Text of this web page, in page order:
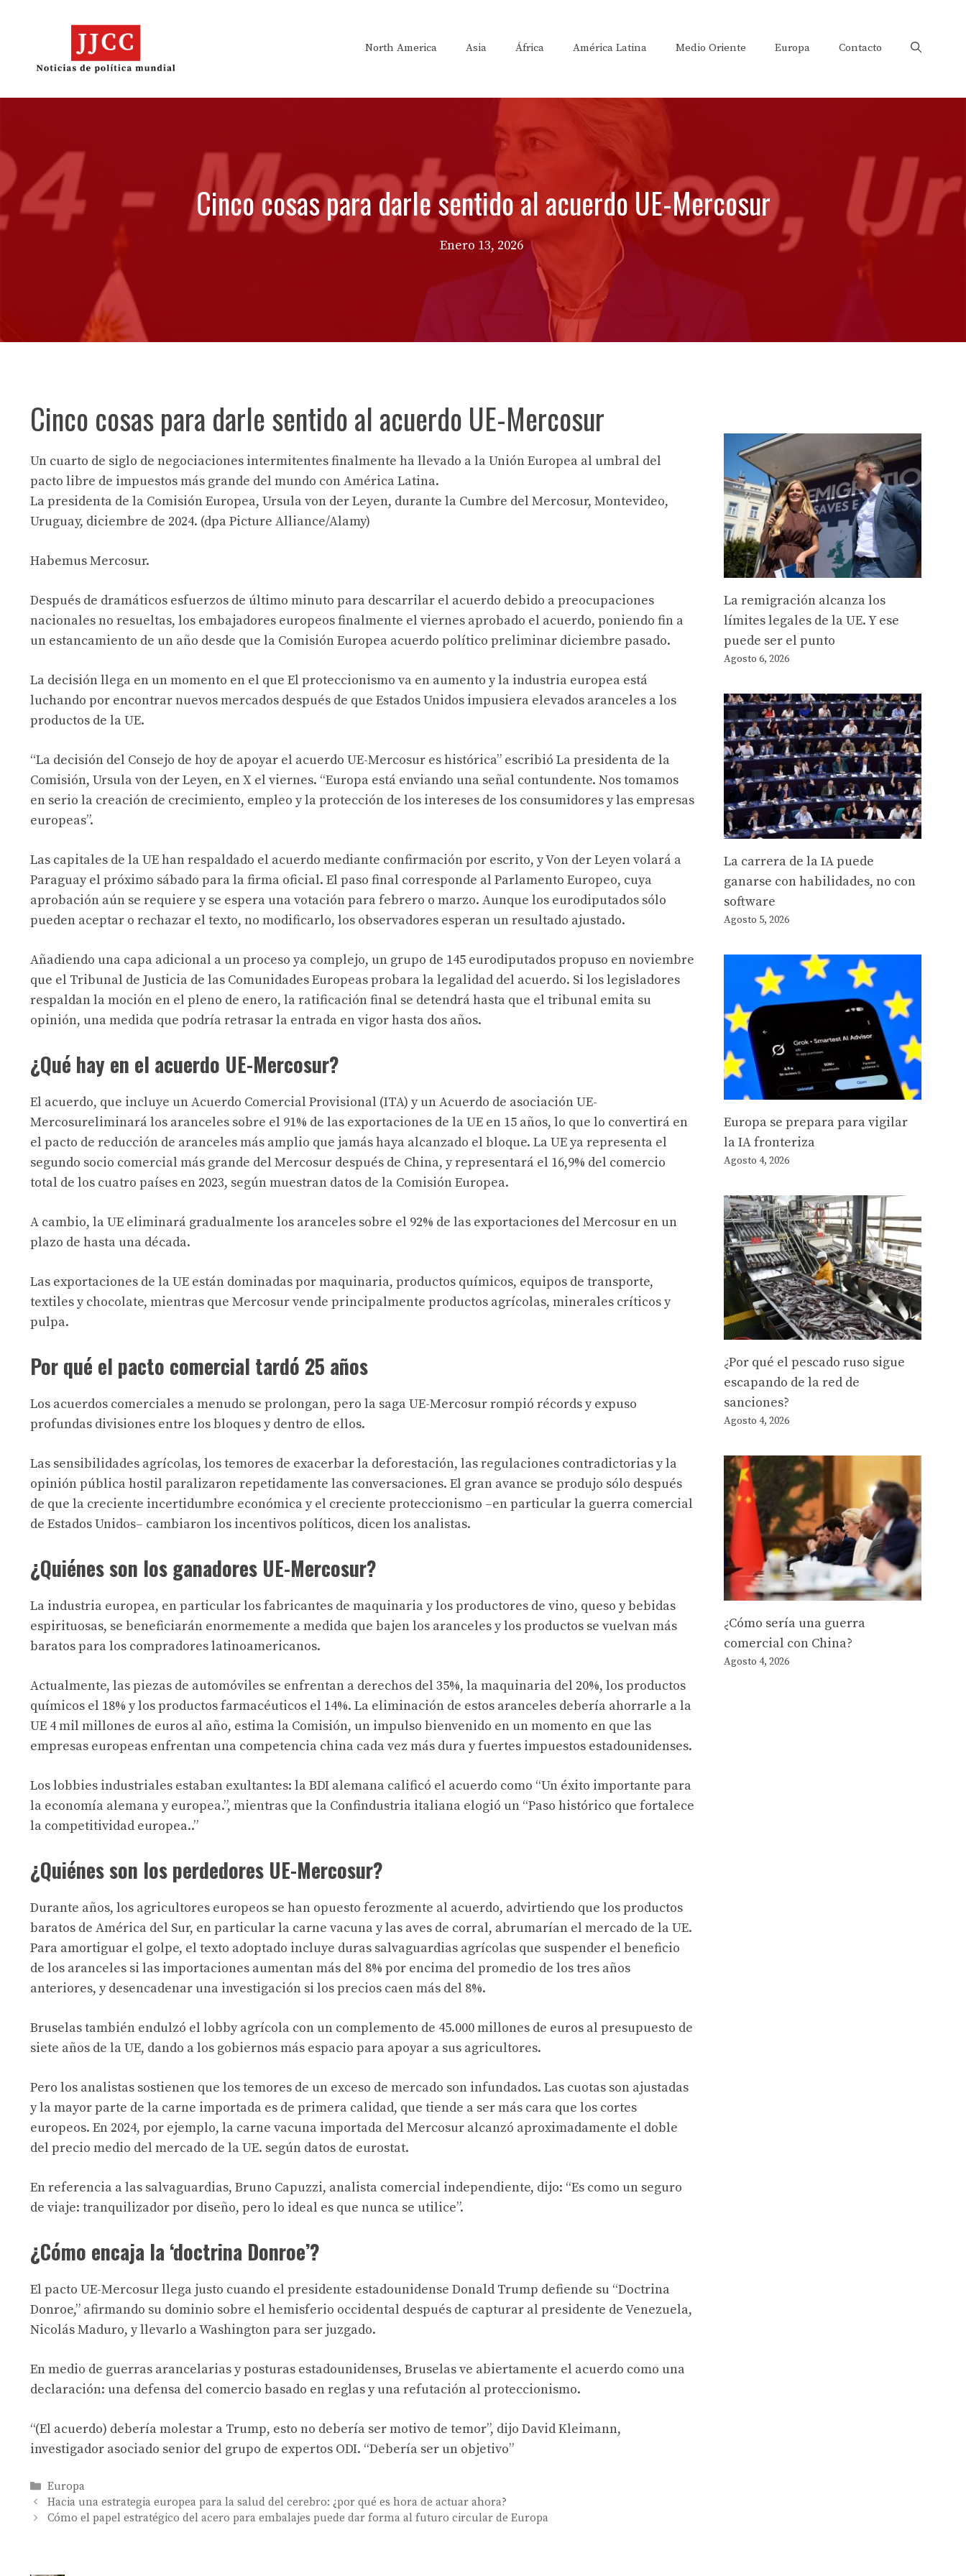
North America Asia África América Latina Medio Oriente Europa Contacto
Cinco cosas para darle sentido al acuerdo UE-Mercosur
Enero 13, 2026
Cinco cosas para darle sentido al acuerdo UE-Mercosur
Un cuarto de siglo de negociaciones intermitentes finalmente ha llevado a la Unión Europea al umbral del
pacto libre de impuestos más grande del mundo con América Latina.
La presidenta de la Comisión Europea, Ursula von der Leyen, durante la Cumbre del Mercosur, Montevideo,
Uruguay, diciembre de 2024. (dpa Picture Alliance/Alamy)
Habemus Mercosur.
Después de dramáticos esfuerzos de último minuto para descarrilar el acuerdo debido a preocupaciones
nacionales no resueltas, los embajadores europeos finalmente el viernes aprobado el acuerdo, poniendo fin a
un estancamiento de un año desde que la Comisión Europea acuerdo político preliminar diciembre pasado.
La decisión llega en un momento en el que El proteccionismo va en aumento y la industria europea está
luchando por encontrar nuevos mercados después de que Estados Unidos impusiera elevados aranceles a los
productos de la UE.
“La decisión del Consejo de hoy de apoyar el acuerdo UE-Mercosur es histórica” escribió La presidenta de la
Comisión, Ursula von der Leyen, en X el viernes. “Europa está enviando una señal contundente. Nos tomamos
en serio la creación de crecimiento, empleo y la protección de los intereses de los consumidores y las empresas
europeas”.
Las capitales de la UE han respaldado el acuerdo mediante confirmación por escrito, y Von der Leyen volará a
Paraguay el próximo sábado para la firma oficial. El paso final corresponde al Parlamento Europeo, cuya
aprobación aún se requiere y se espera una votación para febrero o marzo. Aunque los eurodiputados sólo
pueden aceptar o rechazar el texto, no modificarlo, los observadores esperan un resultado ajustado.
Añadiendo una capa adicional a un proceso ya complejo, un grupo de 145 eurodiputados propuso en noviembre
que el Tribunal de Justicia de las Comunidades Europeas probara la legalidad del acuerdo. Si los legisladores
respaldan la moción en el pleno de enero, la ratificación final se detendrá hasta que el tribunal emita su
opinión, una medida que podría retrasar la entrada en vigor hasta dos años.
¿Qué hay en el acuerdo UE-Mercosur?
El acuerdo, que incluye un Acuerdo Comercial Provisional (ITA) y unAcuerdo de asociación UE-
Mercosureliminará los aranceles sobre el 91% de las exportaciones de la UE en 15 años, lo que lo convertirá en
el pacto de reducción de aranceles más amplio que jamás haya alcanzado el bloque. La UE ya representa el
segundo socio comercial más grande del Mercosur después de China, y representará el 16,9% del comercio
total de los cuatro países en 2023, según muestran datos de la Comisión Europea.
A cambio, la UE eliminará gradualmente los aranceles sobre el 92% de las exportaciones del Mercosur en un
plazo de hasta una década.
Las exportaciones de la UE están dominadas por maquinaria, productos químicos, equipos de transporte,
textiles y chocolate, mientras que Mercosur vende principalmente productos agrícolas, minerales críticos y
pulpa.
Por qué el pacto comercial tardó 25 años
Los acuerdos comerciales a menudo se prolongan, pero la saga UE-Mercosur rompió récords y expuso
profundas divisiones entre los bloques y dentro de ellos.
Las sensibilidades agrícolas, los temores de exacerbar la deforestación, las regulaciones contradictorias y la
opinión pública hostil paralizaron repetidamente las conversaciones. El gran avance se produjo sólo después
de que la creciente incertidumbre económica y el creciente proteccionismo –en particular la guerra comercial
de Estados Unidos– cambiaron los incentivos políticos, dicen los analistas.
¿Quiénes son los ganadores UE-Mercosur?
La industria europea, en particular los fabricantes de maquinaria y los productores de vino, queso y bebidas
espirituosas, se beneficiarán enormemente a medida que bajen los aranceles y los productos se vuelvan más
baratos para los compradores latinoamericanos.
Actualmente, las piezas de automóviles se enfrentan a derechos del 35%, la maquinaria del 20%, los productos
químicos el 18% y los productos farmacéuticos el 14%. La eliminación de estos aranceles debería ahorrarle a la
UE 4 mil millones de euros al año, estima la Comisión, un impulso bienvenido en un momento en que las
empresas europeas enfrentan una competencia china cada vez más dura y fuertes impuestos estadounidenses.
Los lobbies industriales estaban exultantes: la BDI alemana calificó el acuerdo como “Un éxito importante para
la economía alemana y europea.”, mientras que la Confindustria italiana elogió un “Paso histórico que fortalece
la competitividad europea..”
¿Quiénes son los perdedores UE-Mercosur?
Durante años, los agricultores europeos se han opuesto ferozmente al acuerdo, advirtiendo que los productos
baratos de América del Sur, en particular la carne vacuna y las aves de corral, abrumarían el mercado de la UE.
Para amortiguar el golpe, el texto adoptado incluye duras salvaguardias agrícolas que suspender el beneficio
de los aranceles si las importaciones aumentan más del 8% por encima del promedio de los tres años
anteriores, y desencadenar una investigación si los precios caen más del 8%.
Bruselas también endulzó el lobby agrícola con un complemento de 45.000 millones de euros al presupuesto de
siete años de la UE, dando a los gobiernos más espacio para apoyar a sus agricultores.
Pero los analistas sostienen que los temores de un exceso de mercado son infundados. Las cuotas son ajustadas
y la mayor parte de la carne importada es de primera calidad, que tiende a ser más cara que los cortes
europeos. En 2024, por ejemplo, la carne vacuna importada del Mercosur alcanzó aproximadamente el doble
del precio medio del mercado de la UE. según datos de eurostat.
En referencia a las salvaguardias, Bruno Capuzzi, analista comercial independiente, dijo: “Es como un seguro
de viaje: tranquilizador por diseño, pero lo ideal es que nunca se utilice”.
¿Cómo encaja la ‘doctrina Donroe’?
El pacto UE-Mercosur llega justo cuando el presidente estadounidense Donald Trump defiende su “Doctrina
Donroe,” afirmando su dominio sobre el hemisferio occidental después de capturar al presidente de Venezuela,
Nicolás Maduro, y llevarlo a Washington para ser juzgado.
En medio de guerras arancelarias y posturas estadounidenses, Bruselas ve abiertamente el acuerdo como una
declaración: una defensa del comercio basado en reglas y una refutación al proteccionismo.
“(El acuerdo) debería molestar a Trump, esto no debería ser motivo de temor”, dijo David Kleimann,
investigador asociado senior del grupo de expertos ODI. “Debería ser un objetivo”
Categories
Europa
Hacia una estrategia europea para la salud del cerebro: ¿por qué es hora de actuar ahora?
Cómo el papel estratégico del acero para embalajes puede dar forma al futuro circular de Europa
La remigración alcanza los
límites legales de la UE. Y ese
puede ser el punto
Agosto 6, 2026
La carrera de la IA puede
ganarse con habilidades, no con
software
Agosto 5, 2026
Europa se prepara para vigilar
la IA fronteriza
Agosto 4, 2026
¿Por qué el pescado ruso sigue
escapando de la red de
sanciones?
Agosto 4, 2026
¿Cómo sería una guerra
comercial con China?
Agosto 4, 2026